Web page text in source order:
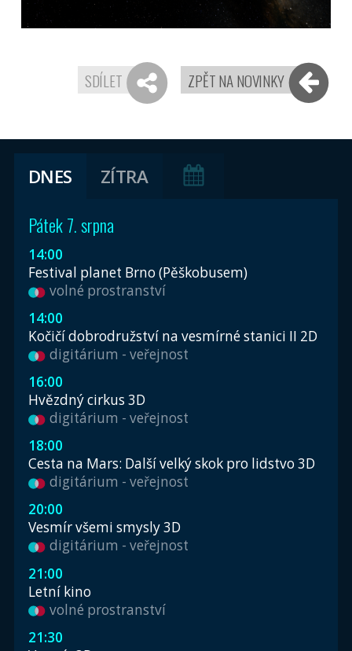
SDÍLET ZPĚT NA NOVINKY
DNES ZÍTRA
Pátek 7. srpna
14:00
Festival planet Brno (Pěškobusem)
volné prostranství
14:00
Kočičí dobrodružství na vesmírné stanici II 2D
digitárium - veřejnost
16:00
Hvězdný cirkus 3D
digitárium - veřejnost
18:00
Cesta na Mars: Další velký skok pro lidstvo 3D
digitárium - veřejnost
20:00
Vesmír všemi smysly 3D
digitárium - veřejnost
21:00
Letní kino
volné prostranství
21:30